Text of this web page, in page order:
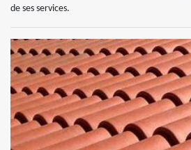
de ses services.